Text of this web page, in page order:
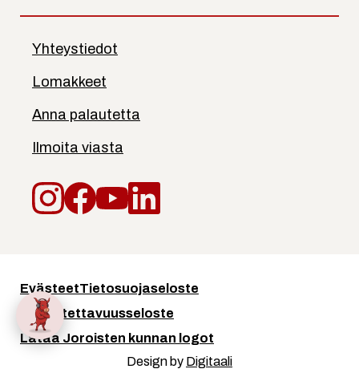
Yhteystiedot
Lomakkeet
Anna palautetta
Ilmoita viasta
Instagram
Facebook
YouTube
LinkedIn
EvästeetTietosuojaseloste
Saavutettavuusseloste
Lataa Joroisten kunnan logot
Design by Digitaali